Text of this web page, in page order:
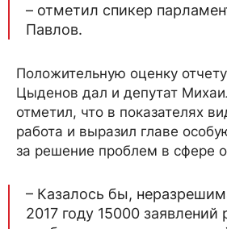
– отметил спикер
Павлов.
Положительную оценку
Цыденов дал и депутат
отметил, что в показателях
работа и выразил главе
за решение проблем в сфере
– Казалось бы,
2017 году 15000 заявлений